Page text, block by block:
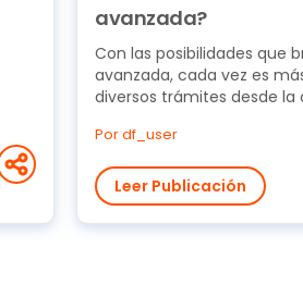
avanzada?
Con las posibilidades que
avanzada, cada vez es
diversos trámites desde la
Por df_user
Leer Publicación